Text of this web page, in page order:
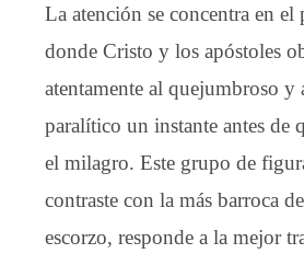
La atención se concentra en
donde Cristo y los apóstoles
atentamente al quejumbroso y
paralítico un instante antes de
el milagro. Este grupo de
contraste con la más barroca
escorzo, responde a la mejor